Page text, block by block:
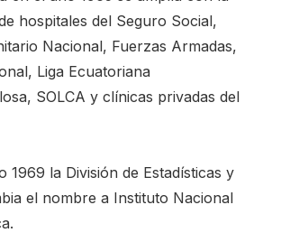
hospitales del Seguro Social,
Nacional, Fuerzas Armadas,
Liga Ecuatoriana
SOLCA y clínicas privadas del
1969 la División de Estadísticas y
el nombre a Instituto Nacional